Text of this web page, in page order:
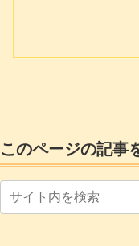
このページの記事